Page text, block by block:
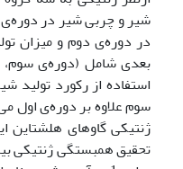
شیر و چربی شیر در دوره‌ی
در دوره‌ی دوم و میزان
بعدی شامل (دوره‌ی
استفاده از رکورد
سوم علاوه بر دوره‌ی اول
ژنتیکی گاوهای هلشتاین